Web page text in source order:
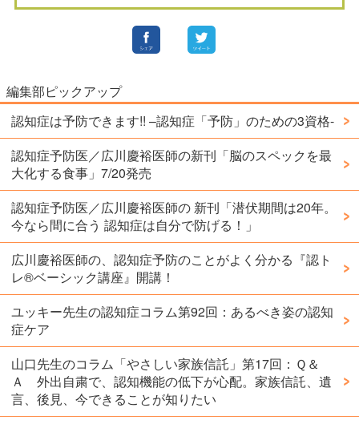
編集部ピックアップ
認知症は予防できます!! –認知症「予防」のための3資格-
認知症予防医／広川慶裕医師の新刊「脳のスペックを最
大化する食事」7/20発売
認知症予防医／広川慶裕医師の 新刊「潜伏期間は20年。
今なら間に合う 認知症は自分で防げる！」
広川慶裕医師の、認知症予防のことがよく分かる『認ト
レ®️ベーシック講座』開講！
ユッキー先生の認知症コラム第92回：あるべき姿の認知
症ケア
山口先生のコラム「やさしい家族信託」第17回：Ｑ＆
Ａ 外出自粛で、認知機能の低下が心配。家族信託、遺
言、後見、今できることが知りたい